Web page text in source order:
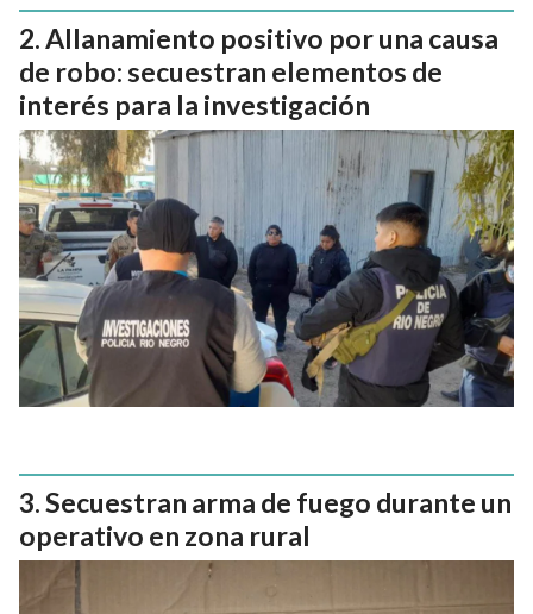
Allanamiento positivo por una causa
de robo: secuestran elementos de
interés para la investigación
Secuestran arma de fuego durante un
operativo en zona rural